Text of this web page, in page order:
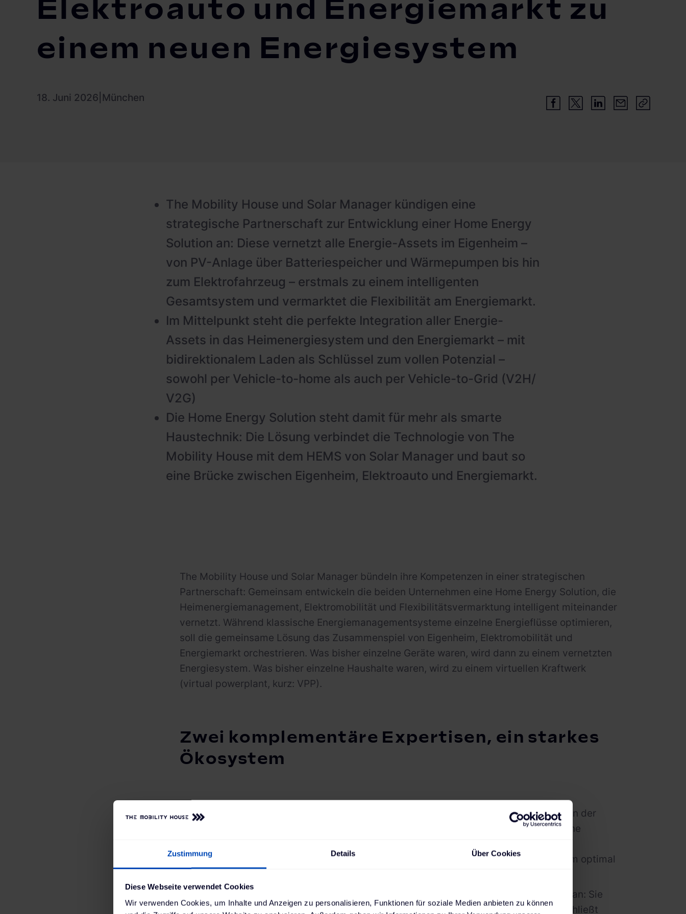
Zustimmung Details Über Cookies
Diese Webseite verwendet Cookies
Wir verwenden Cookies, um Inhalte und Anzeigen zu personalisieren, Funktionen für soziale Medien anbieten zu können
Elektroauto und Energiemarkt zu
einem neuen Energiesystem
18. Juni 2026 München
The Mobility House und Solar Manager kündigen eine
strategische Partnerschaft zur Entwicklung einer Home Energy
Solution an: Diese vernetzt alle Energie-Assets im Eigenheim –
von PV-Anlage über Batteriespeicher und Wärmepumpen bis hin
zum Elektrofahrzeug – erstmals zu einem intelligenten
Gesamtsystem und vermarktet die Flexibilität am Energiemarkt.
Im Mittelpunkt steht die perfekte Integration aller Energie-
Assets in das Heimenergiesystem und den Energiemarkt – mit
bidirektionalem Laden als Schlüssel zum vollen Potenzial –
sowohl per Vehicle-to-home als auch per Vehicle-to-Grid (V2H/
V2G)
Die Home Energy Solution steht damit für mehr als smarte
Haustechnik: Die Lösung verbindet die Technologie von The
Mobility House mit dem HEMS von Solar Manager und baut so
eine Brücke zwischen Eigenheim, Elektroauto und Energiemarkt.
The Mobility House und Solar Manager bündeln ihre Kompetenzen in einer strategischen
Partnerschaft: Gemeinsam entwickeln die beiden Unternehmen eine Home Energy Solution, die
Heimenergiemanagement, Elektromobilität und Flexibilitätsvermarktung intelligent miteinander
vernetzt. Während klassische Energiemanagementsysteme einzelne Energieflüsse optimieren,
soll die gemeinsame Lösung das Zusammenspiel von Eigenheim, Elektromobilität und
Energiemarkt orchestrieren. Was bisher einzelne Geräte waren, wird dann zu einem vernetzten
Energiesystem. Was bisher einzelne Haushalte waren, wird zu einem virtuellen Kraftwerk
(virtual powerplant, kurz: VPP).
Zwei komplementäre Expertisen, ein starkes
Ökosystem
Die Partnerschaft erweitert die langjährige Expertise von The Mobility House Energy in der
Aggregation und Vermarktung von Batterieflexibilitäten aus Elektroautos (V2G) um eine
Management System (HEMS) ein, das Haushalten bereits heute ermöglicht, Solarstrom optimal
Genau hier setzt die gemeinsame Lösung von Solar Manager und The Mobility House an: Sie
verbindet Energie-Assets im Haushalt zu einem intelligenten Gesamtsystem und erschließt